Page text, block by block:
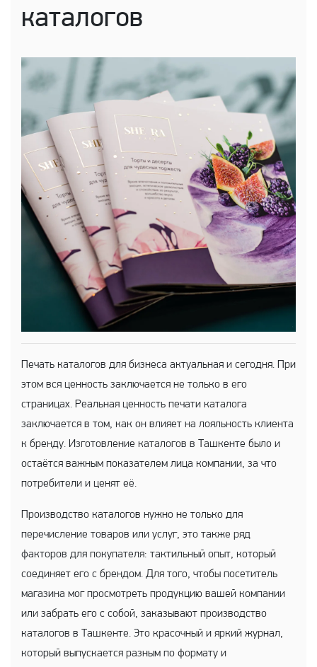
каталогов
Печать каталогов для бизнеса актуальная и сегодня. При
этом вся ценность заключается не только в его
страницах. Реальная ценность печати каталога
заключается в том, как он влияет на лояльность клиента
к бренду. Изготовление каталогов в Ташкенте было и
остаётся важным показателем лица компании, за что
потребители и ценят её.
Производство каталогов нужно не только для
перечисление товаров или услуг, это также ряд
факторов для покупателя: тактильный опыт, который
соединяет его с брендом. Для того, чтобы посетитель
магазина мог просмотреть продукцию вашей компании
или забрать его с собой, заказывают производство
каталогов в Ташкенте. Это красочный и яркий журнал,
который выпускается разным по формату и